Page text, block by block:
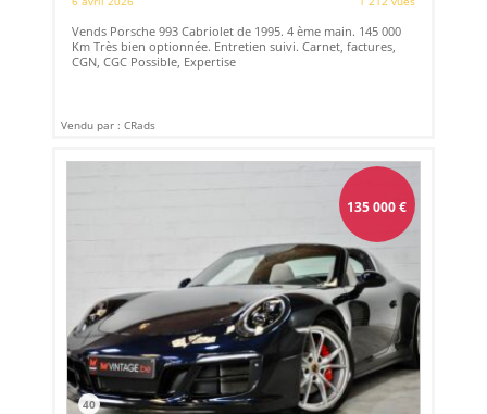
Vends Porsche 993 Cabriolet de 1995. 4 ème main. 145 000
Km Très bien optionnée. Entretien suivi. Carnet, factures,
CGN, CGC Possible, Expertise
Vendu par : CRads
135 000€
40